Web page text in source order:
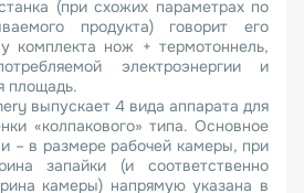
(при схожих параметрах по
продукта) говорит его
комплекта нож + термотоннель,
электроэнергии и
площадь.
выпускает 4 вида аппарата для
«колпакового» типа. Основное
– в размере рабочей камеры, при
запайки (и соответственно
камеры) напрямую указана в